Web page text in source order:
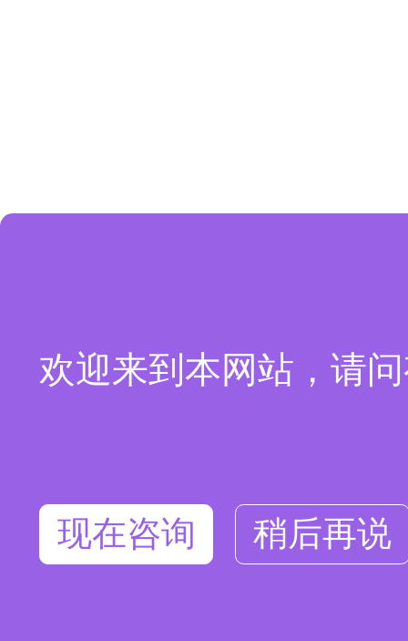
欢迎来到本网站，请
现在咨询 稍后再说